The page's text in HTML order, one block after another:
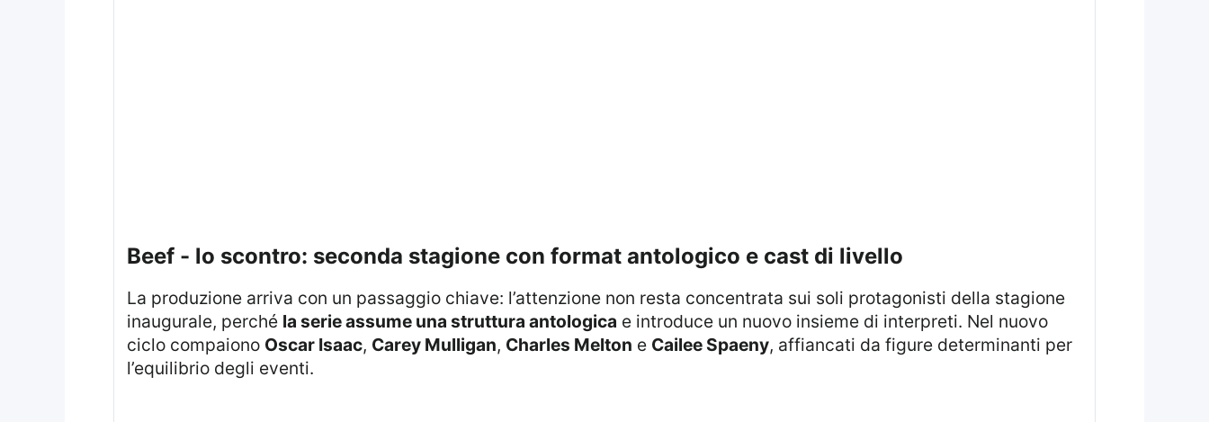
beef - lo scontro: seconda stagione con format antologico e cast di livello
La produzione arriva con un passaggio chiave: l’attenzione non resta concentrata sui soli protagonisti della stagione
inaugurale, perché la serie assume una struttura antologica e introduce un nuovo insieme di interpreti. Nel nuovo
ciclo compaiono Oscar Isaac, Carey Mulligan, Charles Melton e Cailee Spaeny, affiancati da figure determinanti per
l’equilibrio degli eventi.